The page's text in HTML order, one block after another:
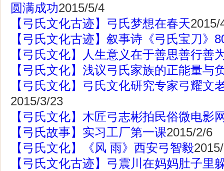
圆满成功2015/5/4
【弓氏文化古迹】弓氏梦想在春天2015/
【弓氏文化古迹】叙事诗《弓氏宝刀》
【弓氏文化】人生意义在于善思善行善
【弓氏文化】浅议弓氏家族的正能量与
【弓氏文化】弓氏文化研究专家弓耀文
2015/3/23
【弓氏文化】木匠弓志彬拍民俗微电影
【弓氏故事】实习工厂第一课2015/2/6
【弓氏文化】《风 雨》西安弓智毅
【弓氏文化古迹】弓震川在妈妈肚子里